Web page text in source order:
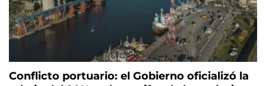
Conflicto portuario: el Gobierno oficializó la